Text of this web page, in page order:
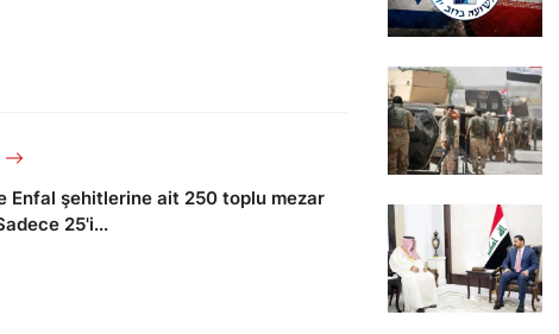
Enfal şehitlerine ait 250 toplu mezar
25'i...